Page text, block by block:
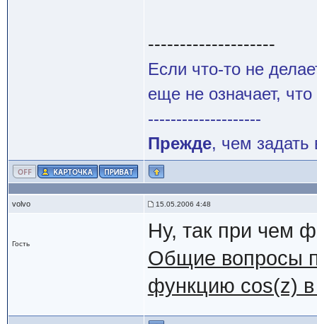
--------------------
Если что-то не
еще не означает,
--------------------
Прежде, чем задать
volvo 15.05.2006 4:48
Гость
Ну, так при чем
Общие вопросы
функцию cos(z)